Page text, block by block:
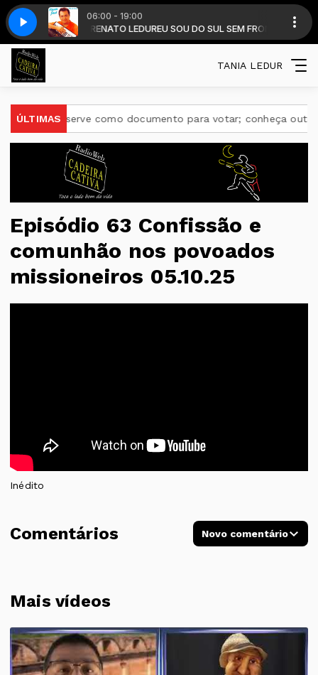
06:00 - 19:00
com DALMIR RENATO LEDUREU SOU DO SUL SEM FRONTEIRA com
INT. DO 15 CANTO MISSIONEIRO 2024FLÁVIO HANSSEN - NO
TANIA LEDUR
ÚLTIMAS
E-Título serve como documento para votar; conheça outras
Episódio 63 Confissão e
comunhão nos povoados
missioneiros 05.10.25
Mais vídeos
Inédito
Comentários Novo comentário